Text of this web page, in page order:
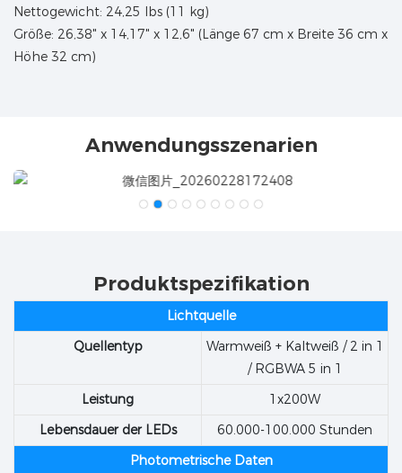
Nettogewicht: 24,25 lbs (11 kg)
Größe: 26,38" x 14,17" x 12,6" (Länge 67 cm x Breite 36 cm x
Höhe 32 cm)
Anwendungsszenarien
Produktspezifikation
Lichtquelle
Quellentyp
Warmweiß + Kaltweiß / 2 in 1
/ RGBWA 5 in 1
Leistung
1x200W
Lebensdauer der LEDs
60.000-100.000 Stunden
Photometrische Daten